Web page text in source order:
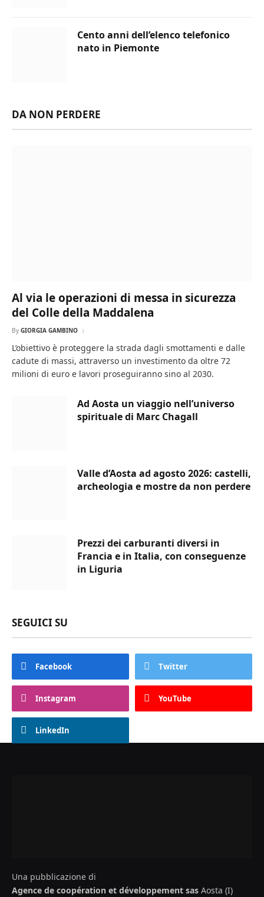
Cento anni dell’elenco telefonico
nato in Piemonte
DA NON PERDERE
Al via le operazioni di messa in sicurezza
del Colle della Maddalena
By GIORGIA GAMBINO
L’obiettivo è proteggere la strada dagli smottamenti e dalle
cadute di massi, attraverso un investimento da oltre 72
milioni di euro e lavori proseguiranno sino al 2030.
Ad Aosta un viaggio nell’universo
spirituale di Marc Chagall
Valle d’Aosta ad agosto 2026: castelli,
archeologia e mostre da non perdere
Prezzi dei carburanti diversi in
Francia e in Italia, con conseguenze
in Liguria
SEGUICI SU
Facebook Twitter
Instagram YouTube
LinkedIn
Una pubblicazione di
Agence de coopération et développement sas Aosta (I)